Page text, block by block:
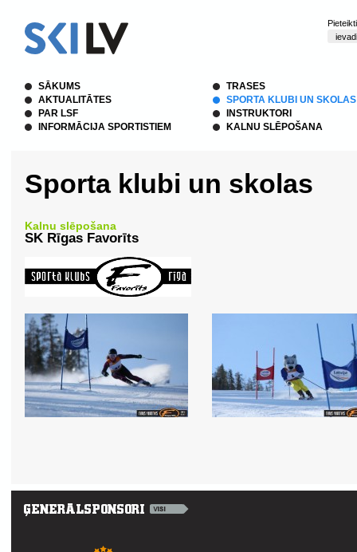
SĀKUMS
AKTUALITĀTES
PAR LSF
INFORMĀCIJA SPORTISTIEM
TRASES
SPORTA KLUBI UN SKOLAS
INSTRUKTORI
KALNU SLĒPOŠANA
Sporta klubi un skolas
Kalnu slēpošana
SK Rīgas Favorīts